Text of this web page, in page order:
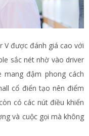
V được đánh giá cao với
sắc nét nhờ vào driver
đậm phong cách
cổ điển tạo nên điểm
có các nút điều khiển
và cuộc gọi mà không